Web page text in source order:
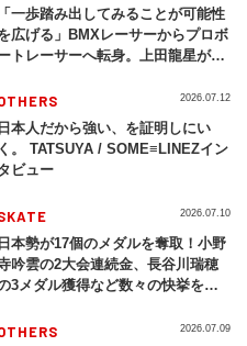
「一歩踏み出してみることが可能性
広げる」BMXレーサーからプロボ
トレーサーへ転身。上田龍星が体
日本人だから強い、を証明しにい
く。 TATSUYA / SOME≡LINEZイン
ビュー
2026.07.12
日本勢が17個のメダルを奪取！小野
吟雲の2大会連続金、長谷川瑞穂
3メダル獲得など数々の快挙をプ
」
2026.07.10
2026.07.09